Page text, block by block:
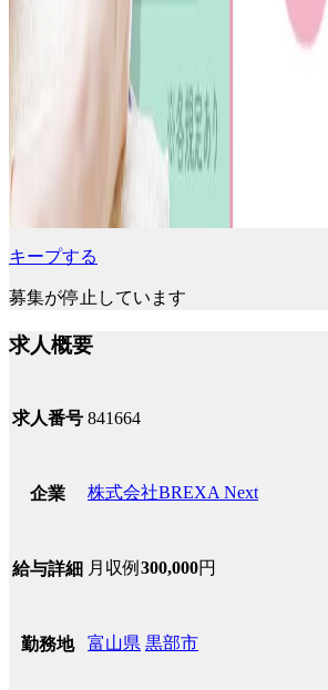
キープする
募集が停止しています
求人概要
求人番号 841664
企業 株式会社BREXA Next
給与詳細 月収例 300,000円
勤務地 富山県 黒部市